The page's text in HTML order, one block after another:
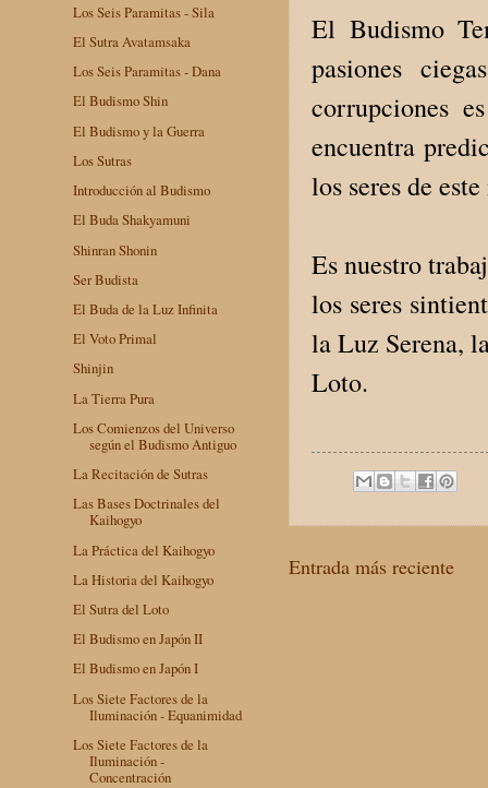
El Budismo
pasiones
corrupciones
encuentra
los seres de
Es nuestro
los seres
la Luz Serena,
Loto.
Entrada más reciente
Los Seis Paramitas - Sila
El Sutra Avatamsaka
Los Seis Paramitas - Dana
El Budismo Shin
El Budismo y la Guerra
Los Sutras
Introducción al Budismo
El Buda Shakyamuni
Shinran Shonin
Ser Budista
El Buda de la Luz Infinita
El Voto Primal
Shinjin
La Tierra Pura
Los Comienzos del Universo
según el Budismo Antiguo
La Recitación de Sutras
Las Bases Doctrinales del
Kaihogyo
La Práctica del Kaihogyo
La Historia del Kaihogyo
El Sutra del Loto
El Budismo en Japón II
El Budismo en Japón I
Los Siete Factores de la
Iluminación - Equanimidad
Los Siete Factores de la
Iluminación -
Concentración